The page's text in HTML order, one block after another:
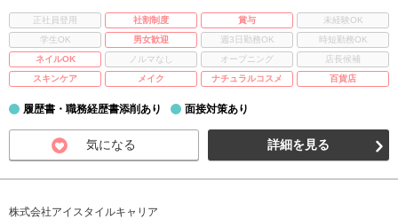
正社員登用 社割制度 賞与
未経験OK
学生OK
男女歓迎 週3日勤務OK
時短勤務OK
ネイルOK
ノルマなし オープニング
店長候補
スキンケア
メイク ナチュラルコスメ 百貨店
履歴書・職務経歴書添削あり 面接対策あり
気になる 詳細を見る
株式会社アイスタイルキャリア